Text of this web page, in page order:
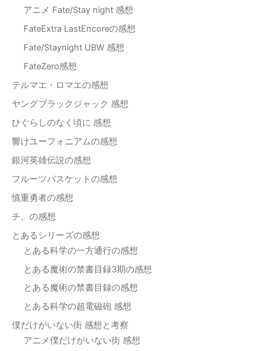
アニメ Fate/Stay night 感想
FateExtra LastEncoreの感想
Fate/Staynight UBW 感想
FateZero感想
テルマエ・ロマエの感想
ヤングブラックジャック 感想
ひぐらしのなく頃に 感想
響けユーフォニアムの感想
銀河英雄伝説の感想
フルーツバスケットの感想
慎重勇者の感想
チ。の感想
とあるシリーズの感想
とある科学の一方通行の感想
とある魔術の禁書目録3期の感想
とある魔術の禁書目録の感想
とある科学の超電磁砲 感想
僕だけがいない街 感想と考察
アニメ僕だけがいない街 感想